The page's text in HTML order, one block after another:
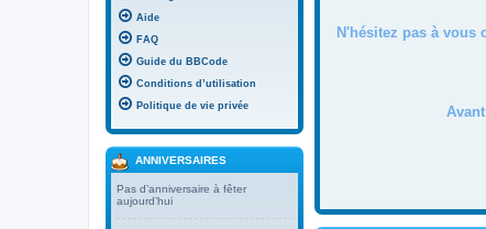
N'hésitez pas à vous
Aide
FAQ
Guide du BBCode
Conditions d’utilisation
Politique de vie privée
ANNIVERSAIRES
Pas d’anniversaire à fêter
aujourd’hui